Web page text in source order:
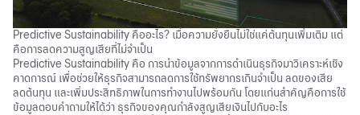
Predictive Sustainability คืออะไร? เมื่อความยั่งยืนไม่ใช่แค่ต้นทุนเพิ่มเติม แต่
คือการลดความสูญเสียที่ไม่จำเป็น
Predictive Sustainability คือ การนำข้อมูลจากการดำเนินธุรกิจมาวิเคราะห์เชิง
คาดการณ์ เพื่อช่วยให้ธุรกิจสามารถลดการใช้ทรัพยากรเกินจำเป็น ลดของเสีย
ลดต้นทุน และเพิ่มประสิทธิภาพในการทำงานไปพร้อมกัน โดยแก่นสำคัญคือการใช้
ข้อมูลตอบคำถามให้ได้ว่า ธุรกิจของคุณกำลังสูญเสียเงินไปกับอะไร